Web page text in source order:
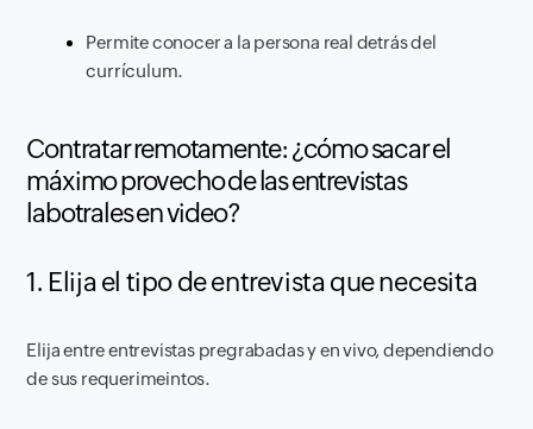
Permite conocer a la persona real detrás del
currículum.
Contratar remotamente: ¿cómo sacar el
máximo provecho de las entrevistas
labotrales en video?
1. Elija el tipo de entrevista que necesita
Elija entre entrevistas pregrabadas y en vivo, dependiendo
de sus requerimeintos.